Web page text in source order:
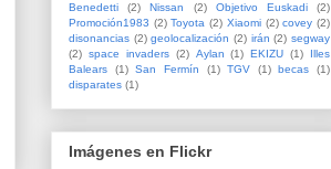
Benedetti
(2) Nissan (2) Objetivo Euskadi
(2)
Promoción1983 (2) Toyota (2) Xiaomi (2) covey (2)
disonancias (2) geolocalización (2) irán (2) segway
(2) space invaders (2) Aylan (1) EKIZU (1)
Illes
Balears
(1) San Fermín (1) TGV (1) becas
(1)
disparates (1)
Imágenes en Flickr